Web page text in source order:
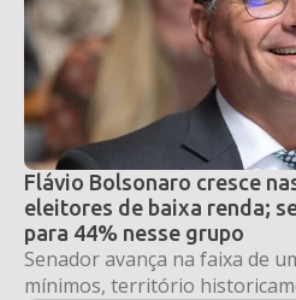
Flávio Bolsonaro cresce
eleitores de baixa renda;
para 44% nesse grupo
Senador avança na faixa de
mínimos, território